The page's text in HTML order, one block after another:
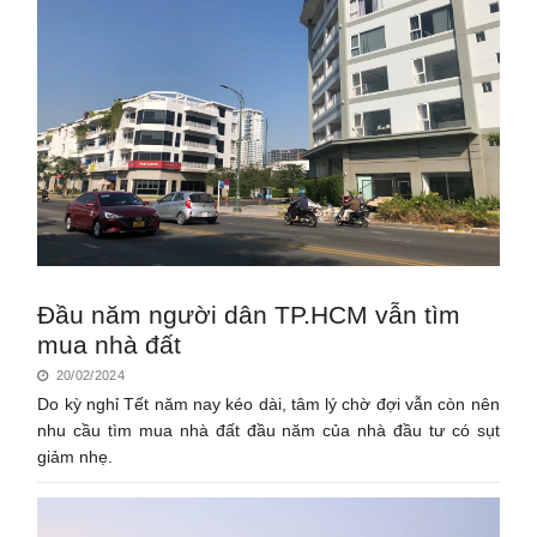
Đầu năm người dân TP.HCM vẫn tìm
mua nhà đất
20/02/2024
Do kỳ nghỉ Tết năm nay kéo dài, tâm lý chờ đợi vẫn còn nên
nhu cầu tìm mua nhà đất đầu năm của nhà đầu tư có sụt
giảm nhẹ.